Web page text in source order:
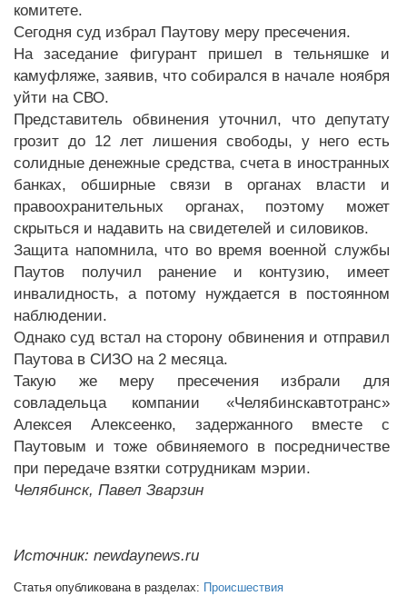
комитете.
Сегодня суд избрал Паутову меру пресечения.
На заседание фигурант пришел в тельняшке и
камуфляже, заявив, что собирался в начале ноября
уйти на СВО.
Представитель обвинения уточнил, что депутату
грозит до 12 лет лишения свободы, у него есть
солидные денежные средства, счета в иностранных
банках, обширные связи в органах власти и
правоохранительных органах, поэтому может
скрыться и надавить на свидетелей и силовиков.
Защита напомнила, что во время военной службы
Паутов получил ранение и контузию, имеет
инвалидность, а потому нуждается в постоянном
наблюдении.
Однако суд встал на сторону обвинения и отправил
Паутова в СИЗО на 2 месяца.
Такую же меру пресечения избрали для
совладельца компании «Челябинскавтотранс»
Алексея Алексеенко, задержанного вместе с
Паутовым и тоже обвиняемого в посредничестве
при передаче взятки сотрудникам мэрии.
Челябинск, Павел Зварзин
Источник: newdaynews.ru
Статья опубликована в разделах: Происшествия